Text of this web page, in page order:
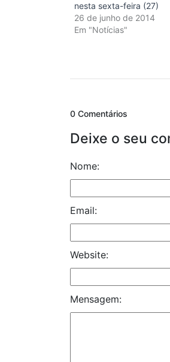
nesta sexta-feira (27)
26 de junho de 2014
Em "Notícias"
0 Comentários
Deixe o seu
Nome:
Email:
Website:
Mensagem: